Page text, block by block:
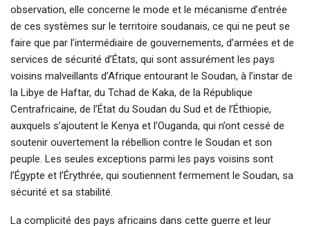
observation, elle concerne le mode et le mécanisme d’entrée
de ces systèmes sur le territoire soudanais, ce qui ne peut se
faire que par l’intermédiaire de gouvernements, d’armées et de
services de sécurité d’États, qui sont assurément les pays
voisins malveillants d’Afrique entourant le Soudan, à l’instar de
la Libye de Haftar, du Tchad de Kaka, de la République
Centrafricaine, de l’État du Soudan du Sud et de l’Éthiopie,
auxquels s’ajoutent le Kenya et l’Ouganda, qui n’ont cessé de
soutenir ouvertement la rébellion contre le Soudan et son
peuple. Les seules exceptions parmi les pays voisins sont
l’Égypte et l’Érythrée, qui soutiennent fermement le Soudan, sa
sécurité et sa stabilité.
La complicité des pays africains dans cette guerre et leur